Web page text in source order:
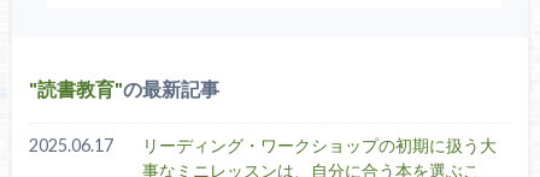
読書教育 の最新記事
2025.06.17
リーディング・ワークショップの初期に扱う大
事なミニレッスンは、自分に合う本を選ぶこ